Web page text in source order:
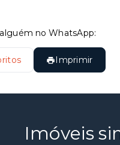
no WhatsApp:
Imprimir
Imóveis